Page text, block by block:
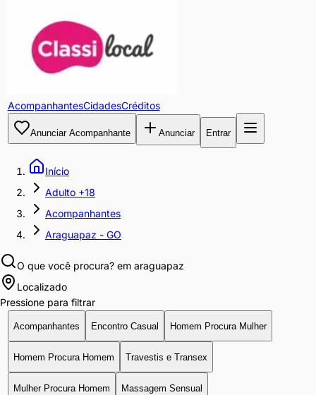
AcompanhantesCidadesCréditos
Anunciar Acompanhante Anunciar Entrar
Início
Adulto +18
Acompanhantes
Araguapaz - GO
O que você procura? em araguapaz
Localizado
Pressione para filtrar
Acompanhantes Encontro Casual Homem Procura Mulher
Homem Procura Homem Travestis e Transex
Mulher Procura Homem Massagem Sensual